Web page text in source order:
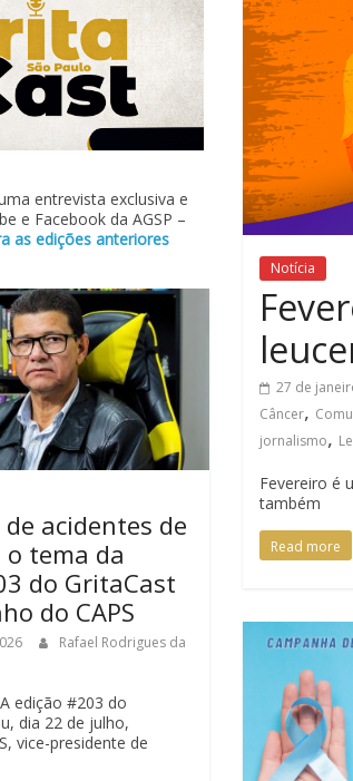
Notícia
27 de
Câncer,
jornalismo,
Fevereiro é
também
Read more
entrevista exclusiva e
e Facebook da AGSP –
as edições anteriores
de acidentes de
tema da
do GritaCast
do CAPS
Rafael Rodrigues da
edição #203 do
dia 22 de julho,
vice-presidente de